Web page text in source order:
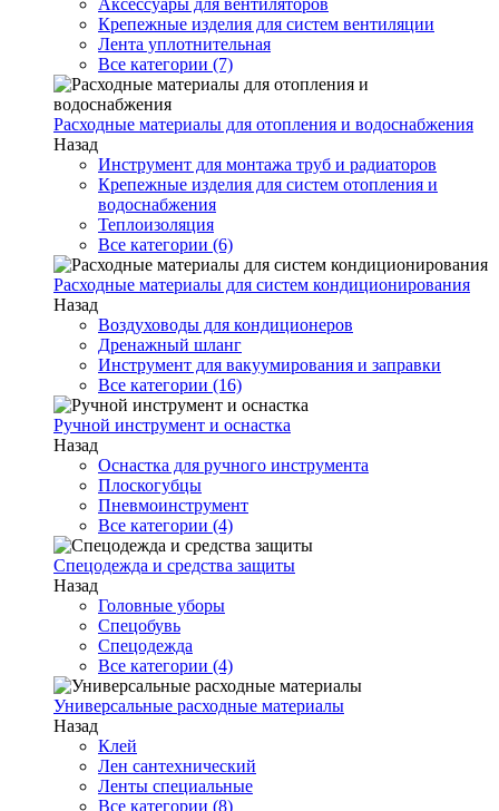
Аксессуары для вентиляторов
Крепежные изделия для систем вентиляции
Лента уплотнительная
Все категории (7)
Расходные материалы для отопления и водоснабжения
Назад
Инструмент для монтажа труб и радиаторов
Крепежные изделия для систем отопления и
водоснабжения
Теплоизоляция
Все категории (6)
Расходные материалы для систем кондиционирования
Назад
Воздуховоды для кондиционеров
Дренажный шланг
Инструмент для вакуумирования и заправки
Все категории (16)
Ручной инструмент и оснастка
Назад
Оснастка для ручного инструмента
Плоскогубцы
Пневмоинструмент
Все категории (4)
Спецодежда и средства защиты
Назад
Головные уборы
Спецобувь
Спецодежда
Все категории (4)
Универсальные расходные материалы
Назад
Клей
Лен сантехнический
Ленты специальные
Все категории (8)